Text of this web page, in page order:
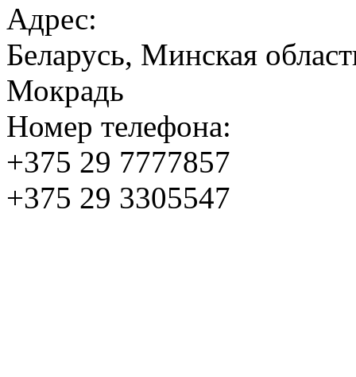
Адрес:
Беларусь, Минская
Мокрадь
Номер телефона:
+375 29 7777857
+375 29 3305547